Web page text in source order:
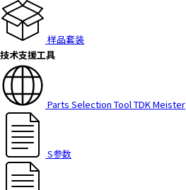
样品套装
技术支援工具
Parts Selection Tool TDK Meister
S参数